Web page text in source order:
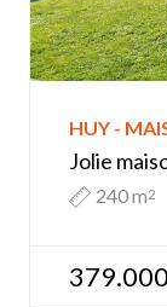
HUY -
Jolie
240 m2